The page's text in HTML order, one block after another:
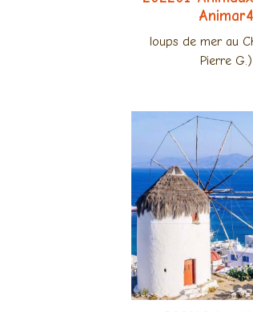
Animar4
loups de mer au
Pierre G.)